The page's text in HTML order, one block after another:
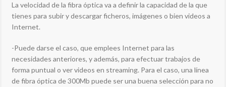
La velocidad de la fibra óptica va a definir la capacidad de la que
tienes para subir y descargar ficheros, imágenes o bien videos a
Internet.
-Puede darse el caso, que emplees Internet para las
necesidades anteriores, y además, para efectuar trabajos de
forma puntual o ver videos en streaming. Para el caso, una línea
de fibra óptica de 300Mb puede ser una buena selección para no